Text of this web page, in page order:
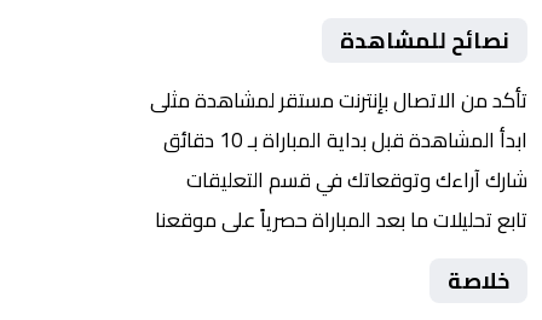
نصائح للمشاهدة
تأكد من الاتصال بإنترنت مستقر لمشاهدة مثلى
ابدأ المشاهدة قبل بداية المباراة بـ 10 دقائق
شارك آراءك وتوقعاتك في قسم التعليقات
تابع تحليلات ما بعد المباراة حصرياً على موقعنا
خلاصة